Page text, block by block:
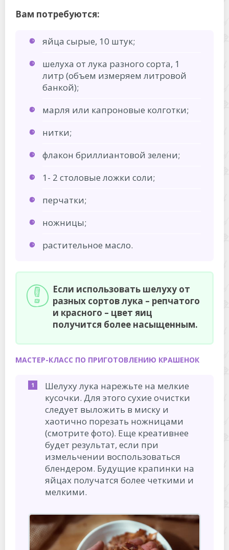
Вам потребуются:
яйца сырые, 10 штук;
шелуха от лука разного сорта, 1
литр (объем измеряем литровой
банкой);
марля или капроновые колготки;
нитки;
флакон бриллиантовой зелени;
1- 2 столовые ложки соли;
перчатки;
ножницы;
растительное масло.
Если использовать шелуху от
разных сортов лука – репчатого
и красного – цвет яиц
получится более насыщенным.
МАСТЕР-КЛАСС ПО ПРИГОТОВЛЕНИЮ КРАШЕНОК
Шелуху лука нарежьте на мелкие
кусочки. Для этого сухие очистки
следует выложить в миску и
хаотично порезать ножницами
(смотрите фото). Еще креативнее
будет результат, если при
измельчении воспользоваться
блендером. Будущие крапинки на
яйцах получатся более четкими и
мелкими.